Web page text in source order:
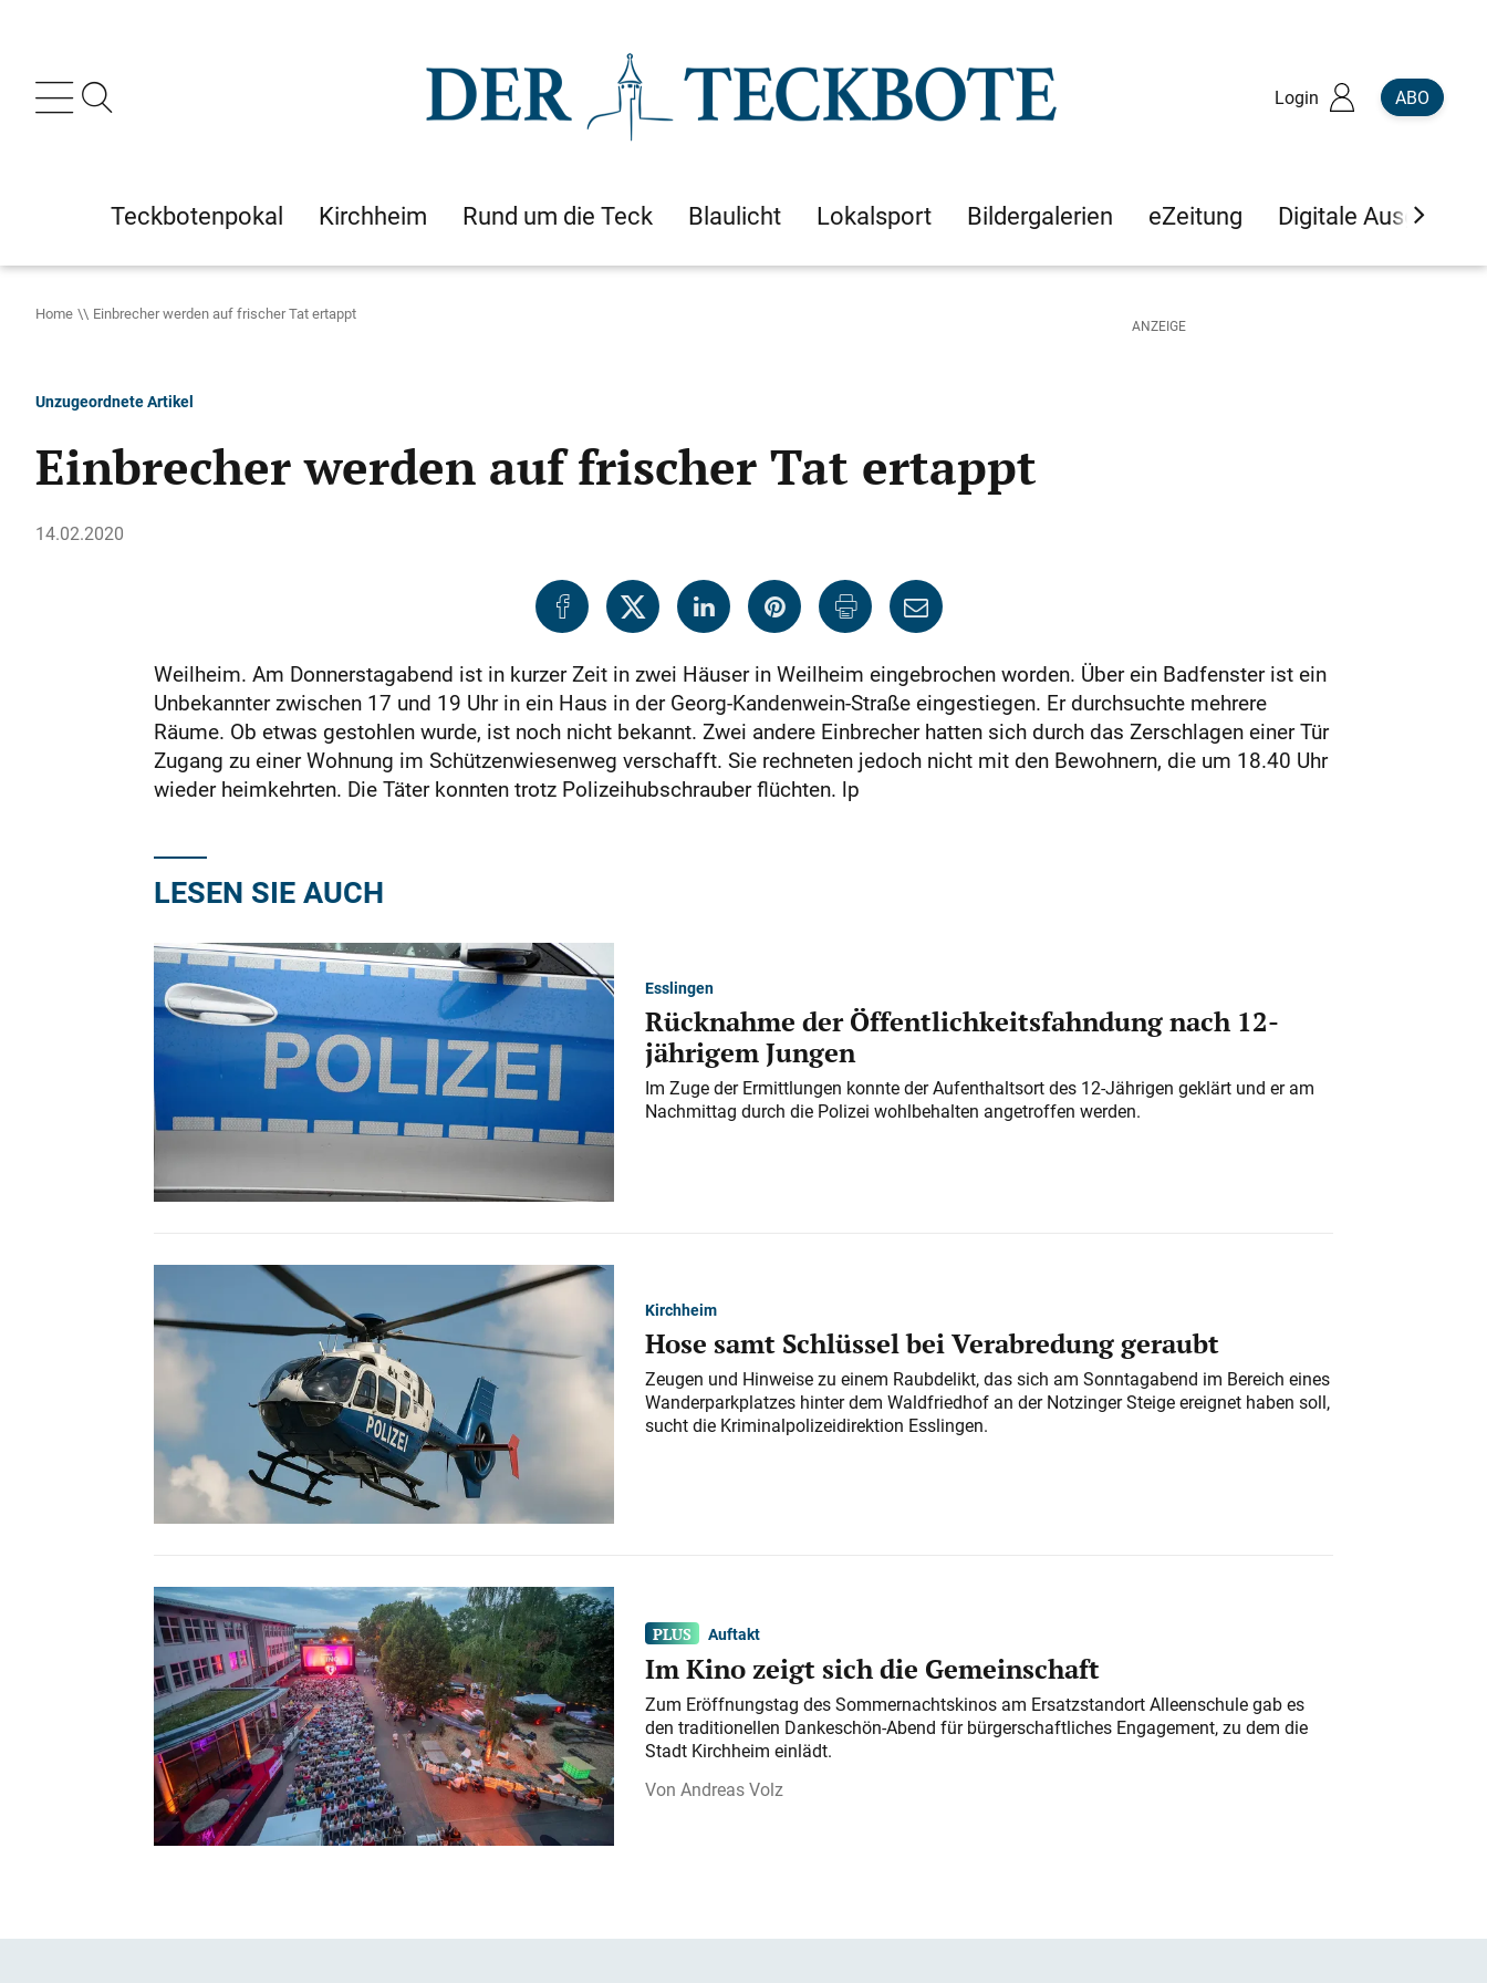
Login ABO
Teckbotenpokal Kirchheim Rund um die Teck Blaulicht Lokalsport Bildergalerien eZeitung Digitale Ausgaben
Home Einbrecher werden auf frischer Tat ertappt
Unzugeordnete Artikel
Einbrecher werden auf frischer Tat ertappt
14.02.2020
Weilheim. Am Donnerstagabend ist in kurzer Zeit in zwei Häuser in Weilheim eingebrochen worden. Über ein Badfenster ist ein
Unbekannter zwischen 17 und 19 Uhr in ein Haus in der Georg-Kandenwein-Straße eingestiegen. Er durchsuchte mehrere
Räume. Ob etwas gestohlen wurde, ist noch nicht bekannt. Zwei andere Einbrecher hatten sich durch das Zerschlagen einer Tür
Zugang zu einer Wohnung im Schützenwiesenweg verschafft. Sie rechneten jedoch nicht mit den Bewohnern, die um 18.40 Uhr
wieder heimkehrten. Die Täter konnten trotz Polizeihubschrauber flüchten. lp
LESEN SIE AUCH
Esslingen
Rücknahme der Öffentlichkeitsfahndung nach 12-
jährigem Jungen
Im Zuge der Ermittlungen konnte der Aufenthaltsort des 12-Jährigen geklärt und er am
Nachmittag durch die Polizei wohlbehalten angetroffen werden.
Kirchheim
Hose samt Schlüssel bei Verabredung geraubt
Zeugen und Hinweise zu einem Raubdelikt, das sich am Sonntagabend im Bereich eines
Wanderparkplatzes hinter dem Waldfriedhof an der Notzinger Steige ereignet haben soll,
sucht die Kriminalpolizeidirektion Esslingen.
Auftakt
Im Kino zeigt sich die Gemeinschaft
Zum Eröffnungstag des Sommernachtskinos am Ersatzstandort Alleenschule gab es
den traditionellen Dankeschön-Abend für bürgerschaftliches Engagement, zu dem die
Stadt Kirchheim einlädt.
Andreas Volz